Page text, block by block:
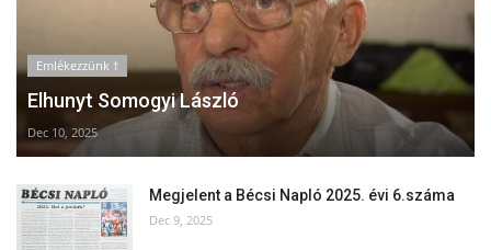
Emlékezzünk †
Elhunyt Somogyi László
Dec 10, 2025
Megjelent a Bécsi Napló 2025. évi 6.száma
Dec 9, 2025